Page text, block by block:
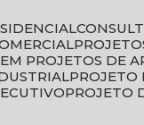
PROJETOS DE